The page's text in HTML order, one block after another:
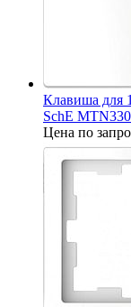
Клавиша для
SchE
Цена по